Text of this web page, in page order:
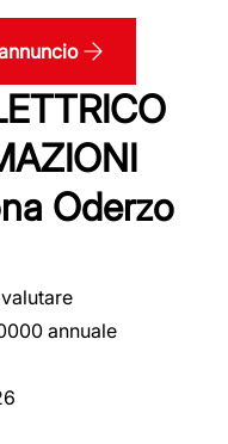
Oderzo
annuale